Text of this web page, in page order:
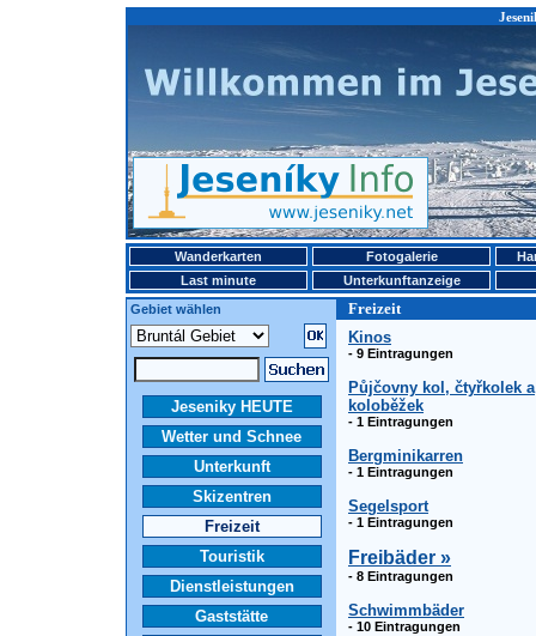
Wanderkarten Fotogalerie
Last minute
Unterkunftanzeige
Gebiet wählen
Freizeit
Jeseniky HEUTE
Wetter und Schnee
Unterkunft
Skizentren
Freizeit
Touristik
Dienstleistungen
Gaststätte
Kinos
- 9 Eintragungen
Půjčovny kol, čtyřkolek a
koloběžek
- 1 Eintragungen
Bergminikarren
- 1 Eintragungen
Segelsport
- 1 Eintragungen
Freibäder »
- 8 Eintragungen
Schwimmbäder
- 10 Eintragungen